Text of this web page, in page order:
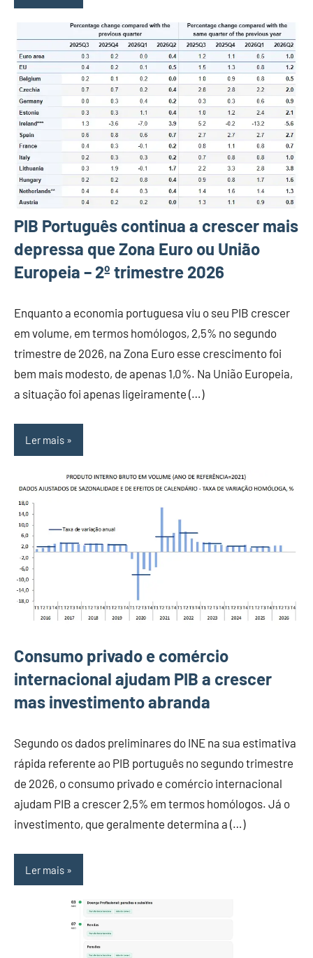
PIB Português continua a crescer mais
depressa que Zona Euro ou União
Europeia – 2º trimestre 2026
Enquanto a economia portuguesa viu o seu PIB crescer
em volume, em termos homólogos, 2,5% no segundo
trimestre de 2026, na Zona Euro esse crescimento foi
bem mais modesto, de apenas 1,0%. Na União Europeia,
a situação foi apenas ligeiramente (…)
Ler mais
Consumo privado e comércio
internacional ajudam PIB a crescer
mas investimento abranda
Segundo os dados preliminares do INE na sua estimativa
rápida referente ao PIB português no segundo trimestre
de 2026, o consumo privado e comércio internacional
ajudam PIB a crescer 2,5% em termos homólogos. Já o
investimento, que geralmente determina a (…)
Ler mais